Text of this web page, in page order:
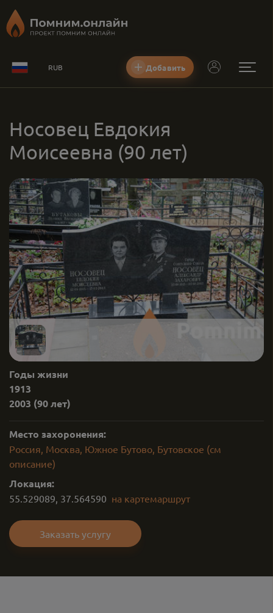
RUB Добавить
Носовец Евдокия
Моисеевна (90 лет)
Годы жизни
1913
2003 (90 лет)
Место захоронения:
Россия, Москва, Южное Бутово, Бутовское (см
описание)
Локация:
55.529089, 37.564590 на картемаршрут
Заказать услугу